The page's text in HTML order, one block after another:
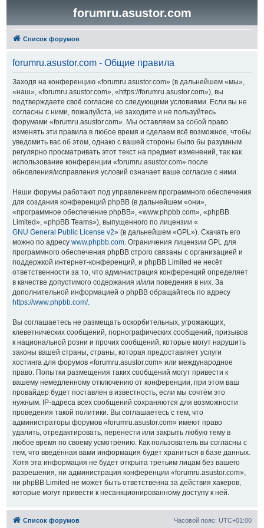
forumru.asustor.com
Список форумов
forumru.asustor.com - Общие правила
Заходя на конференцию «forumru.asustor.com» (в дальнейшем «мы»,
«наш», «forumru.asustor.com», «https://forumru.asustor.com»), вы
подтверждаете своё согласие со следующими условиями. Если вы не
согласны с ними, пожалуйста, не заходите и не пользуйтесь
форумами «forumru.asustor.com». Мы оставляем за собой право
изменять эти правила в любое время и сделаем всё возможное, чтобы
уведомить вас об этом, однако с вашей стороны было бы разумным
регулярно просматривать этот текст на предмет изменений, так как
использование конференции «forumru.asustor.com» после
обновления/исправления условий означает ваше согласие с ними.
Наши форумы работают под управлением программного обеспечения
для создания конференций phpBB (в дальнейшем «они»,
«программное обеспечение phpBB», «www.phpbb.com», «phpBB
Limited», «phpBB Teams»), выпущенного по лицензии «
GNU General Public License v2» (в дальнейшем «GPL»). Скачать его
можно по адресу www.phpbb.com. Ограничения лицензии GPL для
программного обеспечения phpBB строго связаны с организацией и
поддержкой интернет-конференций, и phpBB Limited не несёт
ответственности за то, что администрация конференций определяет
в качестве допустимого содержания и/или поведения в них. За
дополнительной информацией о phpBB обращайтесь по адресу
https://www.phpbb.com/.
Вы соглашаетесь не размещать оскорбительных, угрожающих,
клеветнических сообщений, порнографических сообщений, призывов
к национальной розни и прочих сообщений, которые могут нарушить
законы вашей страны, страны, которая предоставляет услуги
хостинга для форумов «forumru.asustor.com» или международное
право. Попытки размещения таких сообщений могут привести к
вашему немедленному отключению от конференции, при этом ваш
провайдер будет поставлен в известность, если мы сочтём это
нужным. IP-адреса всех сообщений сохраняются для возможности
проведения такой политики. Вы соглашаетесь с тем, что
администраторы форумов «forumru.asustor.com» имеют право
удалить, отредактировать, перенести или закрыть любую тему в
любое время по своему усмотрению. Как пользователь вы согласны с
тем, что введённая вами информация будет храниться в базе данных.
Хотя эта информация не будет открыта третьим лицам без вашего
разрешения, ни администрация конференции «forumru.asustor.com»,
ни phpBB Limited не может быть ответственна за действия хакеров,
которые могут привести к несанкционированному доступу к ней.
Список форумов Часовой пояс: UTC+01:00